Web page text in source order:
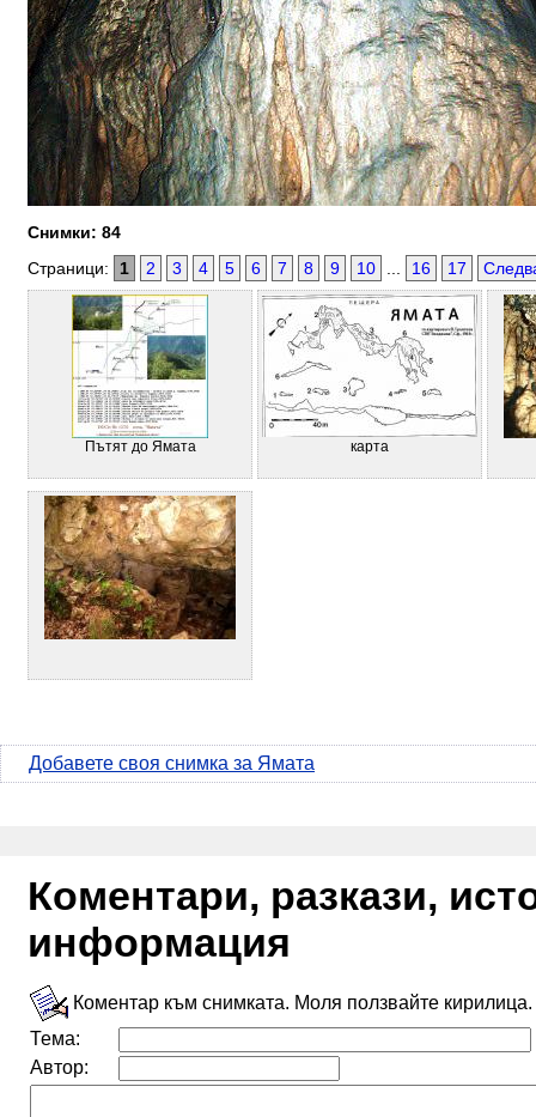
Снимки: 84
Страници:
1 2 3 4 5 6 7 8 9 10 16 17
Пътят до Ямата карта
Добавете своя снимка за Ямата
Коментари, разкази,
информация
Коментар към снимката. Моля ползвайте кирилица.
Тема:
Автор: